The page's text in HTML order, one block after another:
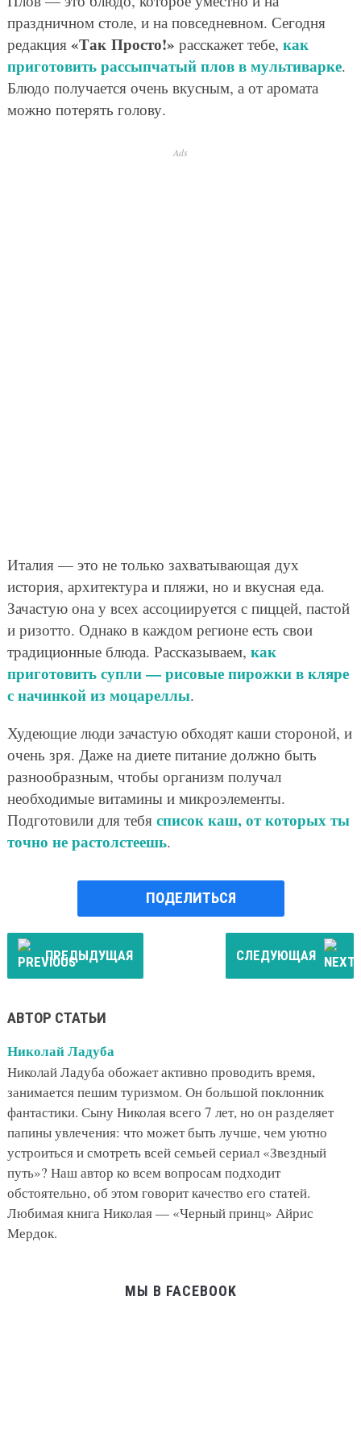
праздничном столе, и на повседневном. Сегодня
редакция «Так Просто!» расскажет тебе, как
приготовить рассыпчатый плов в мультиварке.
Блюдо получается очень вкусным, а от аромата
можно потерять голову.
Ads
Италия — это не только захватывающая дух
история, архитектура и пляжи, но и вкусная еда.
Зачастую она у всех ассоциируется с пиццей, пастой
и ризотто. Однако в каждом регионе есть свои
традиционные блюда. Рассказываем, как
приготовить супли — рисовые пирожки в кляре
с начинкой из моцареллы.
Худеющие люди зачастую обходят каши стороной, и
очень зря. Даже на диете питание должно быть
разнообразным, чтобы организм получал
необходимые витамины и микроэлементы.
Подготовили для тебя список каш, от которых ты
точно не растолстеешь.
ПОДЕЛИТЬСЯ
ПРЕДЫДУЩАЯ СЛЕДУЮЩАЯ
АВТОР СТАТЬИ
Николай Ладуба
Николай Ладуба обожает активно проводить время,
занимается пешим туризмом. Он большой поклонник
фантастики. Сыну Николая всего 7 лет, но он разделяет
папины увлечения: что может быть лучше, чем уютно
устроиться и смотреть всей семьей сериал «Звездный
путь»? Наш автор ко всем вопросам подходит
обстоятельно, об этом говорит качество его статей.
Любимая книга Николая — «Черный принц» Айрис
Мердок.
МЫ В FACEBOOK